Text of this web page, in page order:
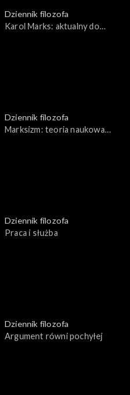
Dziennik filozofa
Karol Marks: aktualny do
Dziennik filozofa
Marksizm: teoria naukowa
Dziennik filozofa
Praca i służba
Dziennik filozofa
Argument równi pochyłej